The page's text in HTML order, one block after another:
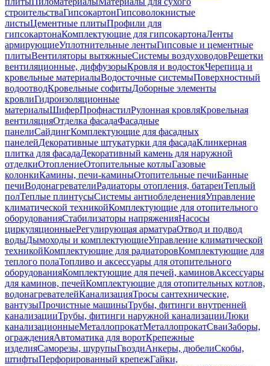
строительстваГипсокартонГипсоволокнистые
листыЦементные плитыПрофили для
гипсокартонаКомплектующие для гипсокартонаЛенты
армирующиеУплотнительные лентыГипсовые и цементные
плитыВентиляторы вытяжныеСистемы воздуховодовРешетки
вентиляционные, диффузорыКровля и водостокЧерепица и
кровельные материалыВодосточные системыПоверхностный
водоотводКровельные софитыДоборные элементы
кровлиГидроизоляционные
материалыШиферПрофнастилРулонная кровляКровельная
вентиляцияОтделка фасадаФасадные
панелиСайдингКомплектующие для фасадных
панелейДекоративные штукатурки для фасадаКлинкерная
плитка для фасадаДекоративный камень для наружной
отделкиОтоплениеОтопительные котлыГазовые
колонкиКамины, печи-каминыОтопительные печиБанные
печиВодонагревателиРадиаторы отопления, батареиТеплый
полТеплые плинтусыСистемы антиобледененияУправление
климатической техникойКомплектующие для отопительного
оборудованияСтабилизаторы напряженияНасосы
циркуляционныеРегулирующая арматураОтвод и подвод
водыДымоходы и комплектующиеУправление климатической
техникойКомплектующие для радиаторовКомплектующие для
теплого полаТопливо и аксессуары для отопительного
оборудованияКомплектующие для печей, каминовАксессуары
для каминов, печейКомплектующие для отопительных котлов,
водонагревателейКанализацияТросы сантехнические,
вантузыПрочистные машиныТрубы, фитинги внутренней
канализацииТрубы, фитинги наружной канализацииЛюки
канализационныеМеталлопрокатМеталлопрокатСваиЗаборы,
огражденияАвтоматика для воротКрепежные
изделияСаморезы, шурупыГвоздиАнкеры, дюбелиСкобы,
штифтыПерфорированный крепежГайки,